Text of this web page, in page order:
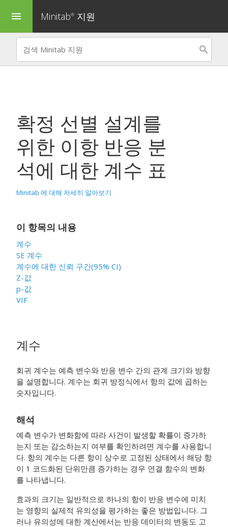
menu Minitab® 지원
확정 선별 설계를
위한 이항 반응 분
석에 대한 계수 표
Minitab 에 대해 자세히 알아보기
이 항목의 내용
계수
SE 계수
계수에 대한 신뢰 구간(95% CI)
Z-값
p-값
VIF
계수
회귀 계수는 예측 변수와 반응 변수 간의 관계 크기와 방향
을 설명합니다. 계수는 회귀 방정식에서 항의 값에 곱하는
숫자입니다.
해석
예측 변수가 변화함에 따라 사건이 발생할 확률이 증가하
는지 또는 감소하는지 여부를 확인하려면 계수를 사용합니
다. 항의 계수는 다른 항이 상수로 고정된 상태에서 해당 항
이 1 코드화된 단위만큼 증가하는 경우 연결 함수의 변화
를 나타냅니다.
효과의 크기는 일반적으로 하나의 항이 반응 변수에 미치
는 영향의 실제적 유의성을 평가하는 좋은 방법입니다. 그
러나 유의성에 대한 계산에서는 반응 데이터의 변동도 고